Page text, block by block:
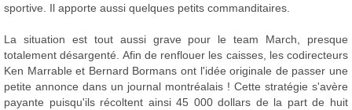
sportive. Il apporte aussi quelques petits commanditaires.
La situation est tout aussi grave pour le team March, presque
totalement désargenté. Afin de renflouer les caisses, les codirecteurs
Ken Marrable et Bernard Bormans ont l'idée originale de passer une
petite annonce dans un journal montréalais ! Cette stratégie s'avère
payante puisqu'ils récoltent ainsi 45 000 dollars de la part de huit